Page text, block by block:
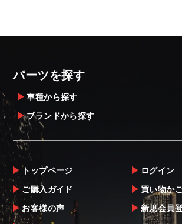
パーツを探す
車種から探す
ブランドから探す
トップページ
ご購入ガイド
お客様の声
ログイン
買い物か
新規会員